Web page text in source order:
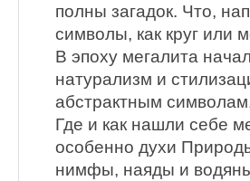
полны загадок. Что,
символы, как круг или
В эпоху мегалита
натурализм и
абстрактным
Где и как нашли себе
особенно духи
нимфы, наяды и